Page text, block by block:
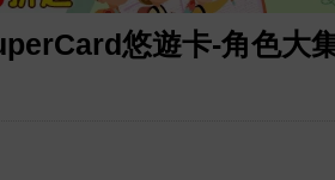
悠遊卡-角色大